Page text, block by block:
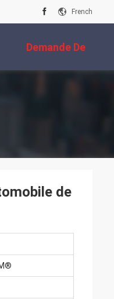
French
Demande De
Soumission
de